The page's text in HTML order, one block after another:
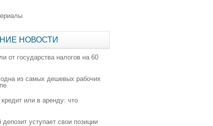
НОВОСТИ
от государства налогов на 60
из самых дешевых рабочих
кредит или в аренду: что
депозит уступает свои позиции